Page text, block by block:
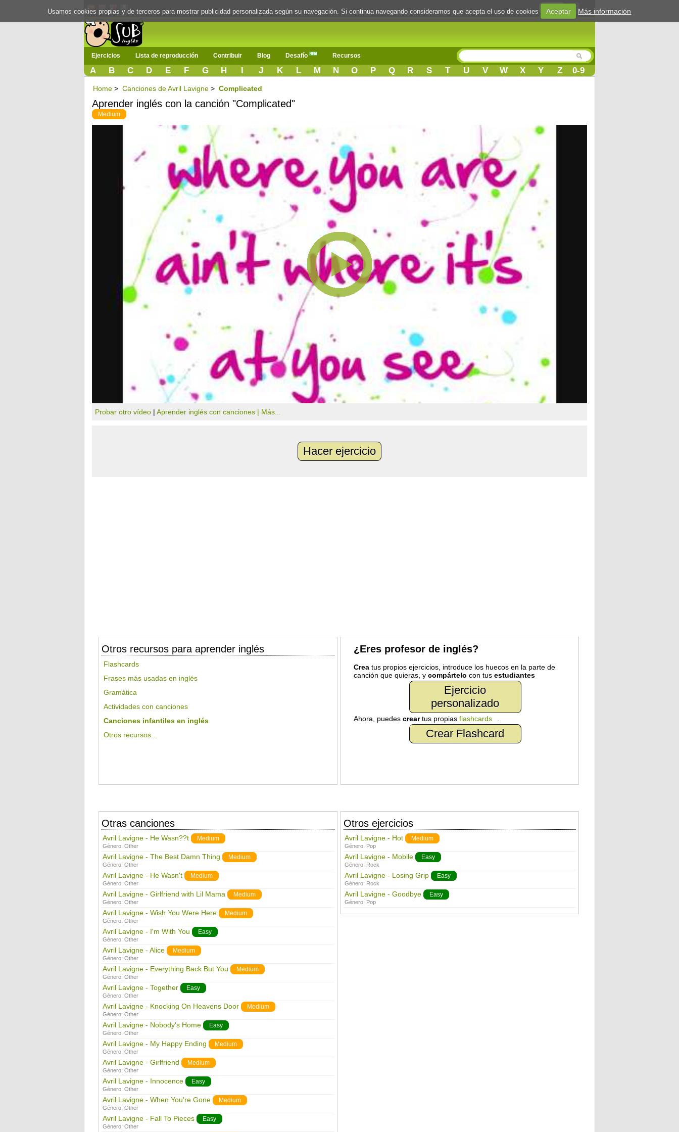
Login
Ejercicios Lista de reproducción Contribuir Blog Desafío Recursos
A B C D E F G H I J K L M N O P Q R S T U V W X Y Z 0-9
Home > Canciones de Avril Lavigne > Complicated
Aprender inglés con la canción "Complicated"
Medium
Probar otro vídeo | Aprender inglés con canciones | Más...
Hacer ejercicio
Otros recursos para aprender inglés
Flashcards
Frases más usadas en inglés
Gramática
Actividades con canciones
Canciones infantiles en inglés
Otros recursos...
¿Eres profesor de inglés?
Creatus propios ejercicios, introduce los huecos en la parte de
canción que quieras, y compártelo con tus estudiantes
Ejercicio
personalizado
Ahora, puedes creartus propias flashcards .
Crear Flashcard
Otras canciones
Avril Lavigne - He Wasn??t Medium
Género: Other
Avril Lavigne - The Best Damn Thing Medium
Género: Other
Avril Lavigne - He Wasn't Medium
Género: Other
Avril Lavigne - Girlfriend with Lil Mama Medium
Género: Other
Avril Lavigne - Wish You Were Here Medium
Género: Other
Avril Lavigne - I'm With You Easy
Género: Other
Avril Lavigne - Alice Medium
Género: Other
Avril Lavigne - Everything Back But You Medium
Género: Other
Avril Lavigne - Together Easy
Género: Other
Avril Lavigne - Knocking On Heavens Door Medium
Género: Other
Avril Lavigne - Nobody's Home Easy
Género: Other
Avril Lavigne - My Happy Ending Medium
Género: Other
Avril Lavigne - Girlfriend Medium
Género: Other
Avril Lavigne - Innocence Easy
Género: Other
Avril Lavigne - When You're Gone Medium
Género: Other
Avril Lavigne - Fall To Pieces Easy
Género: Other
Otros ejercicios
Avril Lavigne - Hot Medium
Género: Pop
Avril Lavigne - Mobile Easy
Género: Rock
Avril Lavigne - Losing Grip Easy
Género: Rock
Avril Lavigne - Goodbye Easy
Género: Pop
Usamos cookies propias y de terceros para mostrar publicidad personalizada según su navegación. Si continua navegando consideramos que acepta el uso de cookies Aceptar Más información